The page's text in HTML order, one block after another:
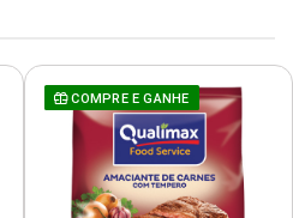
COMPRE E GANHE